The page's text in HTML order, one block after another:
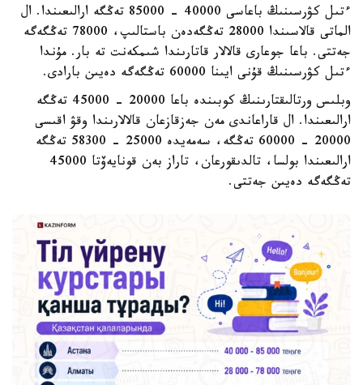
ءتىل كۋرسىنىڭ باعاسى 40000 - 85000 تەڭگە ارالىعىندا. ال
الماتى قالاسىندا 28000 تەڭگەدەن باستالىپ، 78000 تەڭگەگە
جەتتى. باعا جوعارى قالالار قاتارىندا شىمكەنت تە بار. مۇندا
ءتىل كۋرسىنىڭ قۇنى ايىنا 60000 تەڭگەگە دەيىن بارادى.
وبلىس ورتالىقتارىنىڭ كوبىندە باعا 20000 - 45000 تەڭگە
ارالىعىندا. ال قاراعاندى مەن جەزقازعان قالالارىندا وقۋ اقىسى
20000 - 60000 تەڭگە، سەمەيدە 25000 - 58300 تەڭگە
ارالىعىندا بولسا، تالدىقورعان، تاراز بەن قونايەۆتا 45000
تەڭگەگە دەيىن جەتتى.